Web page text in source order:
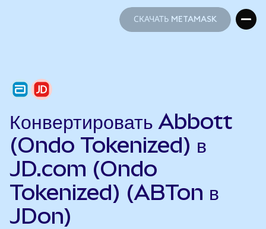
СКАЧАТЬ METAMASK
Конвертировать Abbott
(Ondo Tokenized) в
JD.com (Ondo
Tokenized) (ABTon в
JDon)